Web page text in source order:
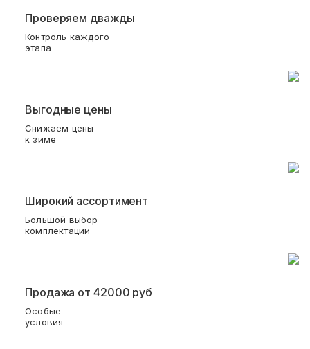
Проверяем дважды
Контроль каждого
этапа
Выгодные цены
Снижаем цены
к зиме
Широкий ассортимент
Большой выбор
комплектации
Продажа от 42000 руб
Особые
условия